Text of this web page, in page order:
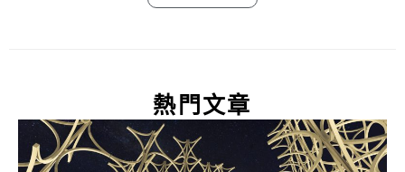
熱門文章